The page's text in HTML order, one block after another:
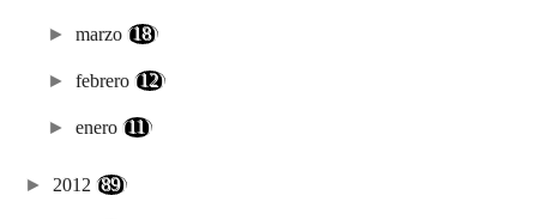
►marzo (18)
►febrero (12)
►enero(11)
► 2012 (89)